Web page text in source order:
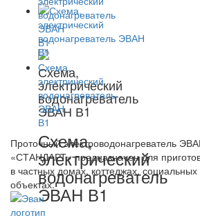
Схема,
электрический
водонагреватель
ЭВАН В1
Схема,
электрический
водонагреватель
ЭВАН В1
Проточный электроводонагреватель
«СТАНДАРТ» предназначен для
в частных домах, коттеджах,
объектах.